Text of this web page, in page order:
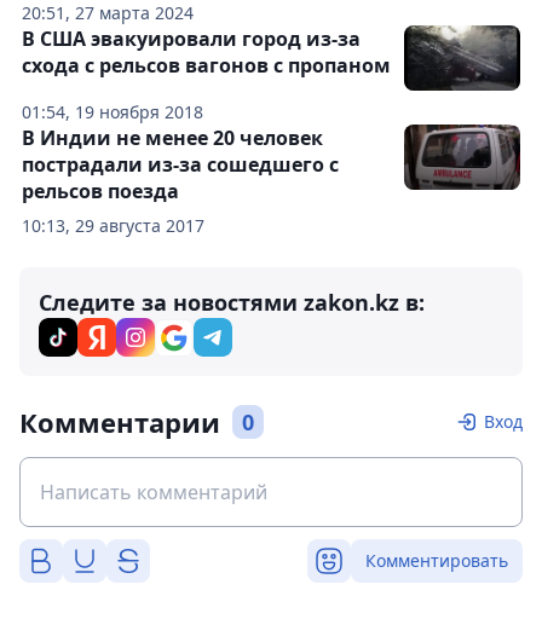
20:51, 27 марта 2024
01:54, 19 ноября 2018
В США эвакуировали город из-за
схода с рельсов вагонов с пропаном
10:13, 29 августа 2017
В Индии не менее 20 человек
пострадали из-за сошедшего с
рельсов поезда
Следите за новостями zakon.kz в:
Комментарии 0 Вход
Комментировать